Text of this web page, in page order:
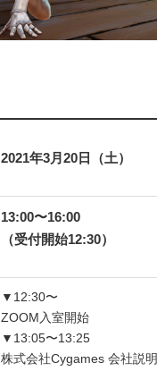
2021年3月20日（土）
13:00〜16:00
（受付開始12:30）
▼12:30〜
ZOOM入室開始
▼13:05〜13:25
株式会社Cygames 会社説明